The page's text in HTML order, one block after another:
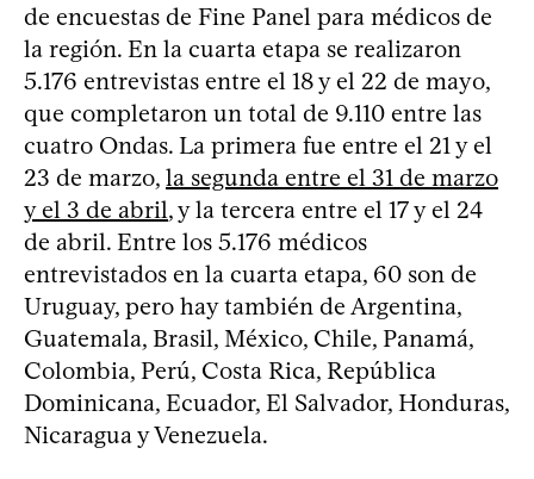
de encuestas de Fine Panel para médicos de
la región. En la cuarta etapa se realizaron
5.176 entrevistas entre el 18 y el 22 de mayo,
que completaron un total de 9.110 entre las
cuatro Ondas. La primera fue entre el 21 y el
23 de marzo, la segunda entre el 31 de marzo
y el 3 de abril, y la tercera entre el 17 y el 24
de abril. Entre los 5.176 médicos
entrevistados en la cuarta etapa, 60 son de
Uruguay, pero hay también de Argentina,
Guatemala, Brasil, México, Chile, Panamá,
Colombia, Perú, Costa Rica, República
Dominicana, Ecuador, El Salvador, Honduras,
Nicaragua y Venezuela.